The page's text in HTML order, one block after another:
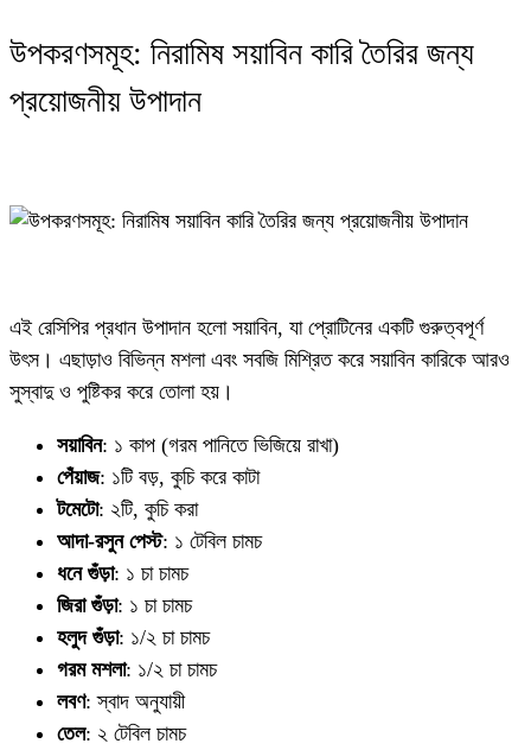
উপকরণসমূহ: নিরামিষ সয়াবিন কারি তৈরির জন্য
প্রয়োজনীয় উপাদান
এই রেসিপির প্রধান উপাদান হলো সয়াবিন, যা প্রোটিনের একটি গুরুত্বপূর্ণ
উৎস। এছাড়াও বিভিন্ন মশলা এবং সবজি মিশ্রিত করে সয়াবিন কারিকে আরও
সুস্বাদু ও পুষ্টিকর করে তোলা হয়।
সয়াবিন: ১ কাপ (গরম পানিতে ভিজিয়ে রাখা)
পেঁয়াজ: ১টি বড়, কুচি করে কাটা
টমেটো: ২টি, কুচি করা
আদা-রসুন পেস্ট: ১ টেবিল চামচ
ধনে গুঁড়া: ১ চা চামচ
জিরা গুঁড়া: ১ চা চামচ
হলুদ গুঁড়া: ১/২ চা চামচ
গরম মশলা: ১/২ চা চামচ
লবণ: স্বাদ অনুযায়ী
তেল: ২ টেবিল চামচ